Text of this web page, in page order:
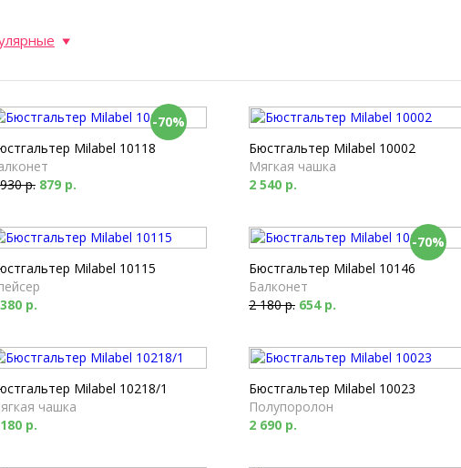
-70%
Milabel 10118
р. 879 р.
Бюстгальтер Milabel 10002
Мягкая чашка
2 540 р.
Milabel 10115
р.
-70%
Бюстгальтер Milabel 10146
Балконет
2 180 р. 654 р.
Milabel 10218/1
чашка
р.
Бюстгальтер Milabel 10023
Полупоролон
2 690 р.